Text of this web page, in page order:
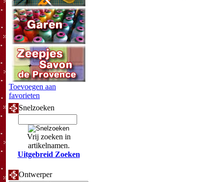
Toevoegen aan
favorieten
Snelzoeken
Vrij zoeken in
artikelnamen.
Uitgebreid Zoeken
Ontwerper